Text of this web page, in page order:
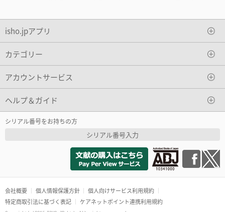
isho.jpアプリ
カテゴリー
アカウントサービス
ヘルプ＆ガイド
シリアル番号をお持ちの方
シリアル番号入力
会社概要 個人情報保護方針
個人向けサービス利用規約
特定商取引法に基づく表記
ケアネットポイント連携利用規約